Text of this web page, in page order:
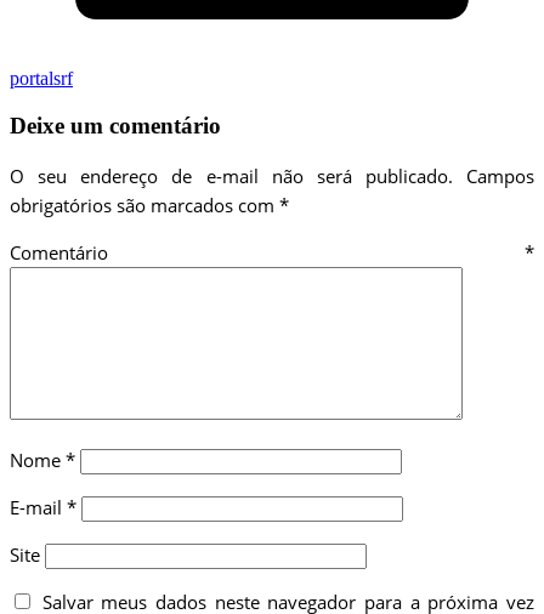
portalsrf
Deixe um comentário
O seu endereço de e-mail não será publicado.
Campos
obrigatórios são marcados com *
Comentário *
Nome *
E-mail *
Site
Salvar meus dados neste navegador para a próxima vez